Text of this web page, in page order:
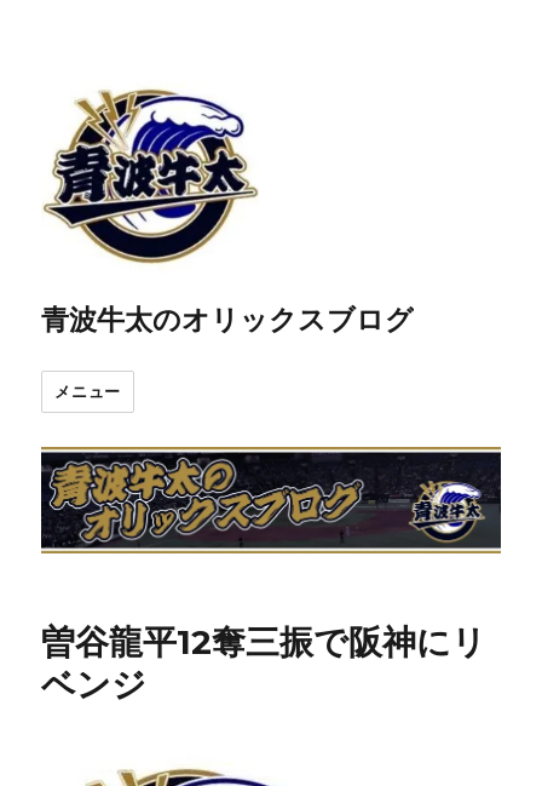
青波牛太のオリックスブログ
メニュー
曽谷龍平12奪三振で阪神にリ
ベンジ